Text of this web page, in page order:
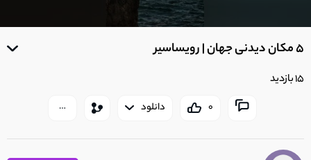
0
of 5 مکان دیدنی جهان | رویساسیر
15 بازدید
0 دانلود